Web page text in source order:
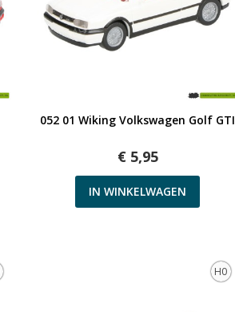
Snel bekijken
052 01 Wiking Volkswagen Golf GTI
€ 5,95
IN WINKELWAGEN
H0